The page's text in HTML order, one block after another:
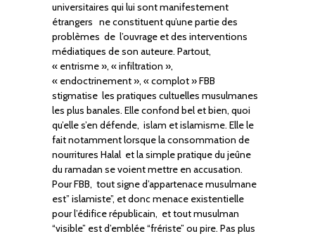
universitaires qui lui sont manifestement
étrangers ne constituent qu’une partie des
problèmes de l’ouvrage et des interventions
médiatiques de son auteure. Partout,
« entrisme », « infiltration »,
« endoctrinement », « complot » FBB
stigmatise les pratiques cultuelles musulmanes
les plus banales. Elle confond bel et bien, quoi
qu’elle s’en défende, islam et islamisme. Elle le
fait notamment lorsque la consommation de
nourritures Halal et la simple pratique du jeûne
du ramadan se voient mettre en accusation.
Pour FBB, tout signe d’appartenace musulmane
est” islamiste”, et donc menace existentielle
pour l’édifice républicain, et tout musulman
“visible” est d’emblée “frériste” ou pire. Pas plus